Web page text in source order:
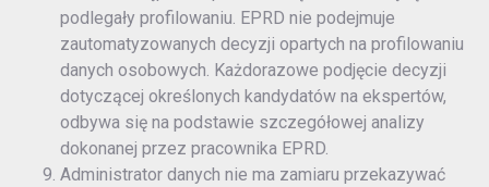
podlegały profilowaniu. EPRD nie podejmuje
zautomatyzowanych decyzji opartych na profilowaniu
danych osobowych. Każdorazowe podjęcie decyzji
dotyczącej określonych kandydatów na ekspertów,
odbywa się na podstawie szczegółowej analizy
dokonanej przez pracownika EPRD.
Administrator danych nie ma zamiaru przekazywać